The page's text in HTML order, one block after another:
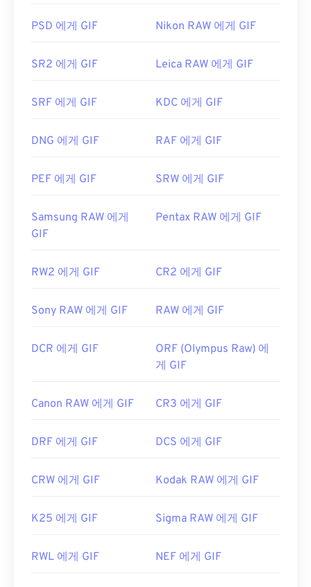
우저, 운영 체제에서 쉽게 열 수 있습니다. 편집 목적
으로 GIF를 열려면
과 같은 애플
Photos, Adobe Photoshop Elements, Roxio
macOS에서는 Adobe Illustrator를포함한 Adobe 이
최초 출시: 1987년 6월 15일
PSD 에게 GIF Nikon RAW 에게 GIF
SR2 에게 GIF Leica RAW 에게 GIF
SRF 에게 GIF KDC 에게 GIF
DNG 에게 GIF RAF 에게 GIF
PEF 에게 GIF SRW 에게 GIF
Samsung RAW 에게
GIF
Pentax RAW 에게 GIF
RW2 에게 GIF CR2 에게 GIF
Sony RAW 에게 GIF RAW 에게 GIF
DCR 에게 GIF
ORF (Olympus Raw) 에
게 GIF
Canon RAW 에게 GIF CR3 에게 GIF
DRF 에게 GIF DCS 에게 GIF
CRW 에게 GIF Kodak RAW 에게 GIF
K25 에게 GIF Sigma RAW 에게 GIF
RWL 에게 GIF NEF 에게 GIF